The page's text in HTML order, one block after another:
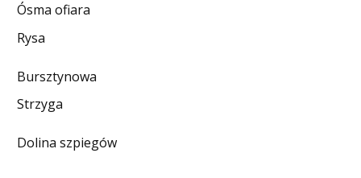
WYWIADY
RECENZJE
DO CZYTANIA
KONTAKT
Ósma ofiara
Rysa
Bursztynowa
Strzyga
Dolina szpiegów